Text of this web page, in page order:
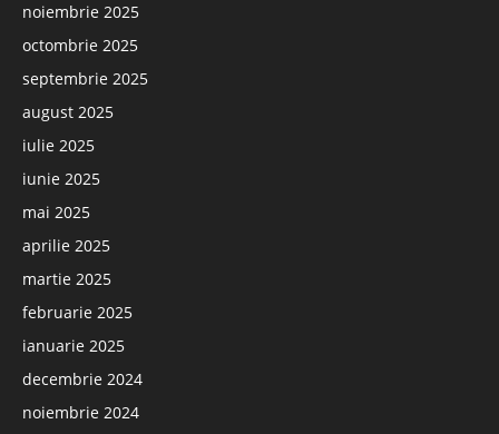
noiembrie 2025
octombrie 2025
septembrie 2025
august 2025
iulie 2025
iunie 2025
mai 2025
aprilie 2025
martie 2025
februarie 2025
ianuarie 2025
decembrie 2024
noiembrie 2024